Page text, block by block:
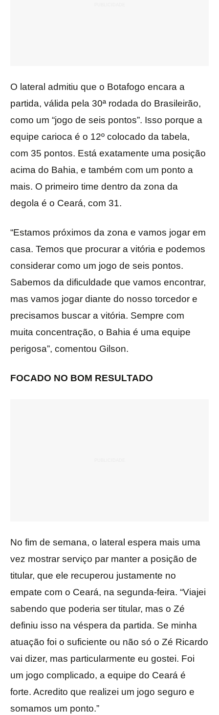
O lateral admitiu que o Botafogo encara a
partida, válida pela 30ª rodada do Brasileirão,
como um “jogo de seis pontos”. Isso porque a
equipe carioca é o 12º colocado da tabela,
com 35 pontos. Está exatamente uma posição
acima do Bahia, e também com um ponto a
mais. O primeiro time dentro da zona da
degola é o Ceará, com 31.
“Estamos próximos da zona e vamos jogar em
casa. Temos que procurar a vitória e podemos
considerar como um jogo de seis pontos.
Sabemos da dificuldade que vamos encontrar,
mas vamos jogar diante do nosso torcedor e
precisamos buscar a vitória. Sempre com
muita concentração, o Bahia é uma equipe
perigosa”, comentou Gilson.
FOCADO NO BOM RESULTADO
No fim de semana, o lateral espera mais uma
vez mostrar serviço par manter a posição de
titular, que ele recuperou justamente no
empate com o Ceará, na segunda-feira. “Viajei
sabendo que poderia ser titular, mas o Zé
definiu isso na véspera da partida. Se minha
atuação foi o suficiente ou não só o Zé Ricardo
vai dizer, mas particularmente eu gostei. Foi
um jogo complicado, a equipe do Ceará é
forte. Acredito que realizei um jogo seguro e
somamos um ponto.”